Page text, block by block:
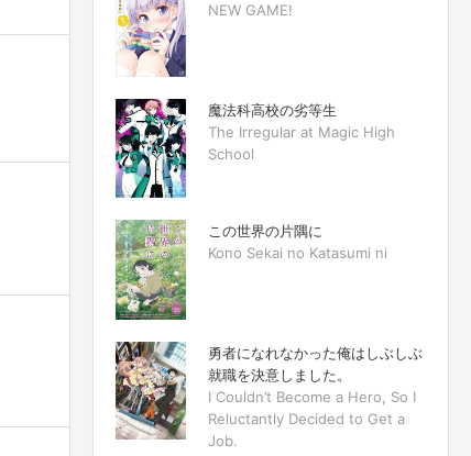
NEW GAME!
魔法科高校の劣等生
The Irregular at Magic High
School
この世界の片隅に
Kono Sekai no Katasumi ni
勇者になれなかった俺はしぶしぶ
就職を決意しました。
I Couldn’t Become a Hero, So I
Reluctantly Decided to Get a
Job.